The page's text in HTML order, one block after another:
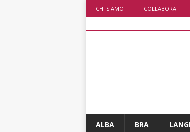
CHI SIAMO COLLABORA
ALBA BRA